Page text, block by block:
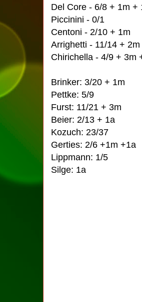
Del Core - 6/8 + 1m +
Piccinini - 0/1
Centoni - 2/10 + 1m
Arrighetti - 11/14 +
Chirichella - 4/9 + 3m
Brinker: 3/20 + 1m
Pettke: 5/9
Furst: 11/21 + 3m
Beier: 2/13 + 1a
Kozuch: 23/37
Gerties: 2/6 +1m +1a
Lippmann: 1/5
Silge: 1a